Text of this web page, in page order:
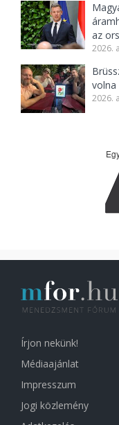
az
2026.
volna
2026.
Írjon nekünk!
Médiaajánlat
Impresszum
Jogi közlemény